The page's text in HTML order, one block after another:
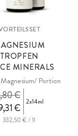
TROPFEN
MINERALS
Portion
€
€ 2x14ml
332,50 € / 1l